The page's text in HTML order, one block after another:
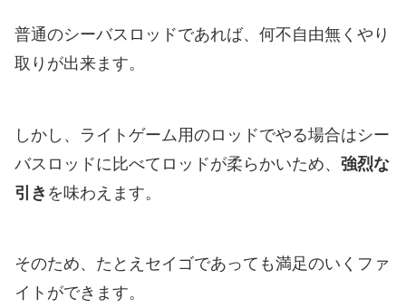
普通のシーバスロッドであれば、何不自由無くやり
取りが出来ます。
しかし、ライトゲーム用のロッドでやる場合はシー
バスロッドに比べてロッドが柔らかいため、 強烈な
引き を味わえます。
そのため、たとえセイゴであっても満足のいくファ
イトができます。